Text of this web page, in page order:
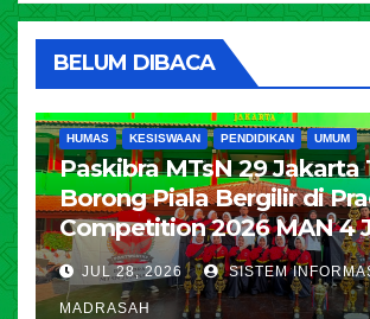
BELUM DIBACA
HUMAS KESISWAAN PENDIDIKAN UMUM
Paskibra MTsN 29 Jakarta
Borong Piala Bergilir di
Competition 2026 MAN 4
JUL 28, 2026 SISTEM
MADRASAH